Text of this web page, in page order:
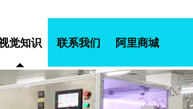
觉知识 联系我们 阿里商城